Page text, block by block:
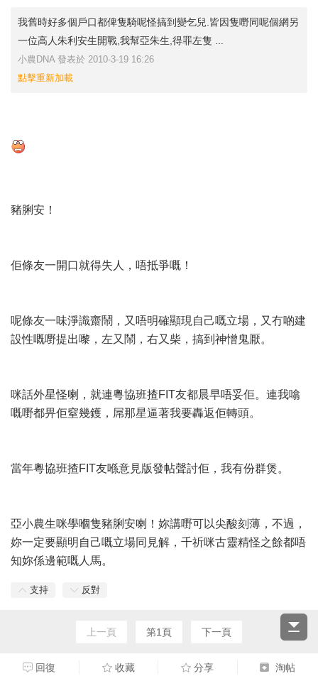
我舊時好多個戶口都俾隻騎呢怪搞到變乞兒.皆因隻嘢同呢個網另
一位高人朱利安生開戰,我幫亞朱生,得罪左隻 ...
小農DNA 發表於 2010-3-19 16:26
點擊重新加載
豬脷安！
佢條友一開口就得失人，唔抵爭嘅！
呢條友一味淨識齋鬧，又唔明確顯現自己嘅立場，又冇啲建
設性嘅嘢提出嚟，左又鬧，右又柴，搞到神憎鬼厭。
咪話外星怪喇，就連粵協班揸FIT友都晨早唔妥佢。連我噏
嘅嘢都畀佢窒幾鑊，屌那星逼著我要轟返佢轉頭。
當年粵協班揸FIT友喺意見版發帖聲討佢，我有份群煲。
亞小農生咪學嗰隻豬脷安喇！妳講嘢可以尖酸刻薄，不過，
妳一定要顯明自己嘅立場同見解，千祈咪古靈精怪之餘都唔
知妳係邊範嘅人馬。
支持 反對
上一頁 第1頁 下一頁
回復 收藏 分享 淘帖